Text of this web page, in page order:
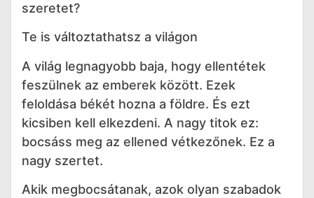
szeretet?
Te is változtathatsz a világon
A világ legnagyobb baja, hogy ellentétek
feszülnek az emberek között. Ezek
feloldása békét hozna a földre. És ezt
kicsiben kell elkezdeni. A nagy titok ez:
bocsáss meg az ellened vétkezőnek. Ez a
nagy szertet.
Akik megbocsátanak, azok olyan szabadok